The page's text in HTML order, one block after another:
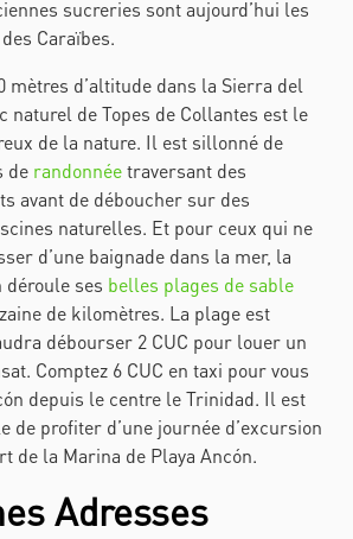
sucreries sont aujourd’hui les
Caraïbes.
mètres d’altitude dans la Sierra del
naturel deTopes de Collantes est le
de la nature. Il est sillonné de
de randonnéetraversant des
avant de déboucher sur des
naturelles. Et pour ceux qui ne
d’une baignade dans la mer, la
déroule ses belles plages de sable
de kilomètres. La plage est
débourser 2 CUC pour louer un
Comptez 6 CUC en taxi pour vous
depuis le centre le Trinidad. Il est
de profiter d’une journée d’excursion
de la Marina de Playa Ancón.
Adresses